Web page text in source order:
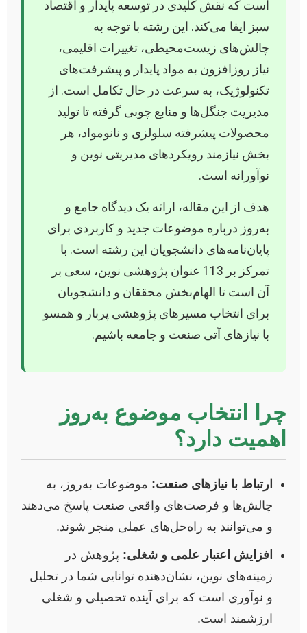
است که نقش کلیدی در توسعه پایدار و اقتصاد
سبز ایفا می‌کند. این رشته با توجه به
چالش‌های زیست‌محیطی، تغییرات اقلیمی،
نیاز روزافزون به مواد پایدار و پیشرفت‌های
تکنولوژیک، به سرعت در حال تکامل است. از
مدیریت جنگل‌ها و منابع چوبی گرفته تا تولید
محصولات پیشرفته سلولزی و نانومواد، هر
بخش نیازمند رویکردهای مدیریتی نوین و
نوآورانه است.
هدف از این مقاله، ارائه یک دیدگاه جامع و
به‌روز درباره موضوعات جدید و کاربردی برای
پایان‌نامه‌های دانشجویان این رشته است. با
تمرکز بر 113 عنوان پژوهشی نوین، سعی بر
آن است تا الهام‌بخش محققان و دانشجویان
برای انتخاب مسیرهای پژوهشی پربار و همسو
با نیازهای آتی صنعت و جامعه باشیم.
چرا انتخاب موضوع به‌روز
اهمیت دارد؟
ارتباط با نیازهای صنعت: موضوعات به‌روز، به
چالش‌ها و فرصت‌های واقعی صنعت پاسخ می‌دهند
و می‌توانند به راه‌حل‌های عملی منجر شوند.
افزایش اعتبار علمی و شغلی: پژوهش در
زمینه‌های نوین، نشان‌دهنده توانایی شما در تحلیل
و نوآوری است که برای آینده تحصیلی و شغلی
ارزشمند است.